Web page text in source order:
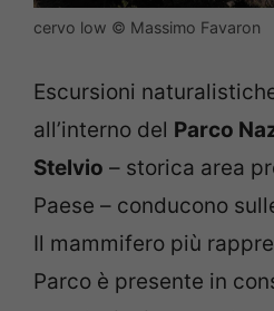
cervo low © Massimo Favaron
Escursioni
all’interno del Parco
Stelvio – storica area
Paese – conducono
Il mammifero più
Parco è presente in